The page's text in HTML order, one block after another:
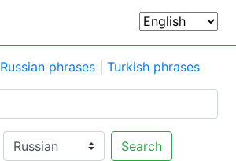
Russian phrases Turkish phrases
Search